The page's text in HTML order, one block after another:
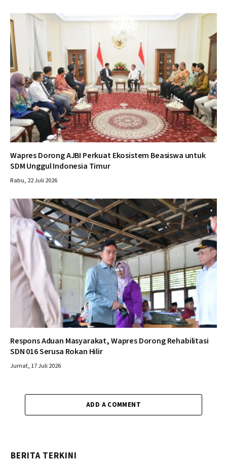
Wapres Dorong AJBI Perkuat Ekosistem Beasiswa untuk
SDM Unggul Indonesia Timur
Rabu, 22 Juli 2026
Respons Aduan Masyarakat, Wapres Dorong Rehabilitasi
SDN 016 Serusa Rokan Hilir
Jumat, 17 Juli 2026
ADD A COMMENT
BERITA TERKINI